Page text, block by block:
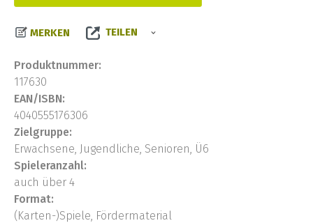
MERKEN TEILEN
Produktnummer:
117630
EAN/ISBN:
4040555176306
Zielgruppe:
Erwachsene, Jugendliche, Senioren, Ü6
Spieleranzahl:
auch über 4
Format:
(Karten-)Spiele, Fördermaterial